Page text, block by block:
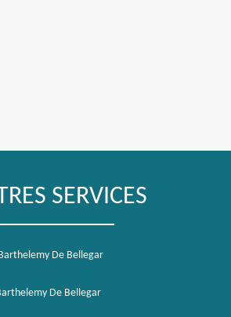
SERVICES
De Bellegar
De Bellegar